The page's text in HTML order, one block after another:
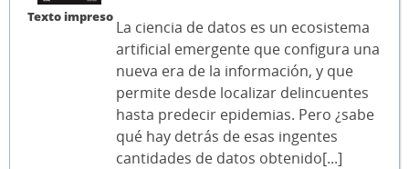
Texto impreso
La ciencia de datos es un ecosistema
artificial emergente que configura una
nueva era de la información, y que
permite desde localizar delincuentes
hasta predecir epidemias. Pero ¿sabe
qué hay detrás de esas ingentes
cantidades de datos obtenido[...]